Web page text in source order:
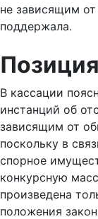
не зависящим
поддержала.
В кассации
инстанций об
зависящим от
поскольку в
спорное
конкурсную
произведена
положения